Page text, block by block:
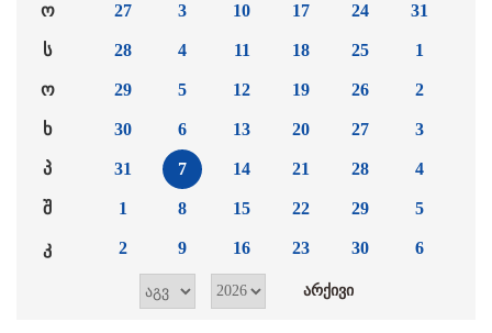
ო
ს
ო
ხ
პ
შ
კ
27
28
29
30
31
1
2
3
4
5
6
7
8
9
10
11
12
13
14
15
16
17
18
19
20
21
22
23
24
25
26
27
28
29
30
31
1
2
3
4
5
6